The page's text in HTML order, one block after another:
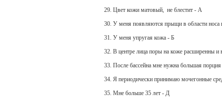
29. Цвет кожи матовый, не блестит - А
30. У меня появляются прыщи в области носа
31. У меня упругая кожа - Б
32. В центре лица поры на коже расширенны и
33. После бассейна мне нужна большая
34. Я периодически принимаю мочегонные
35. Мне больше 35 лет - Д